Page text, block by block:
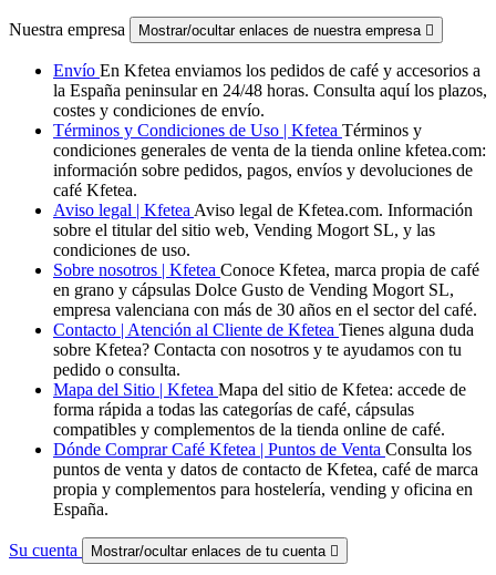
Nuestra empresa Mostrar/ocultar enlaces de nuestra empresa 
Envío En Kfetea enviamos los pedidos de café y accesorios a
la España peninsular en 24/48 horas. Consulta aquí los plazos,
costes y condiciones de envío.
Términos y Condiciones de Uso | Kfetea Términos y
condiciones generales de venta de la tienda online kfetea.com:
información sobre pedidos, pagos, envíos y devoluciones de
café Kfetea.
Aviso legal | Kfetea Aviso legal de Kfetea.com. Información
sobre el titular del sitio web, Vending Mogort SL, y las
condiciones de uso.
Sobre nosotros | Kfetea Conoce Kfetea, marca propia de café
en grano y cápsulas Dolce Gusto de Vending Mogort SL,
empresa valenciana con más de 30 años en el sector del café.
Contacto | Atención al Cliente de Kfetea Tienes alguna duda
sobre Kfetea? Contacta con nosotros y te ayudamos con tu
pedido o consulta.
Mapa del Sitio | Kfetea Mapa del sitio de Kfetea: accede de
forma rápida a todas las categorías de café, cápsulas
compatibles y complementos de la tienda online de café.
Dónde Comprar Café Kfetea | Puntos de Venta Consulta los
puntos de venta y datos de contacto de Kfetea, café de marca
propia y complementos para hostelería, vending y oficina en
España.
Su cuenta Mostrar/ocultar enlaces de tu cuenta 